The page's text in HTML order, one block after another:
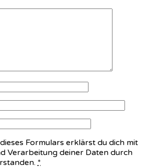
Formulars erklärst du dich mit
Verarbeitung deiner Daten durch
*